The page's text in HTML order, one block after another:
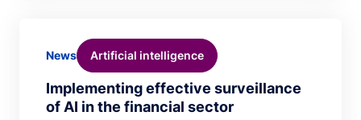
Implementing effective surveillance
of AI in the financial sector
News Artificial intelligence